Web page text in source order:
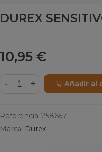
DUREX
10,95 €
- + Añadir al
Referencia: 258657
Marca: Durex